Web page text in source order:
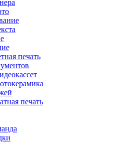
печать
печать